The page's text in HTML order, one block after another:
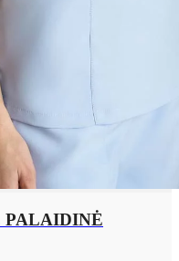
PALAIDINĖ